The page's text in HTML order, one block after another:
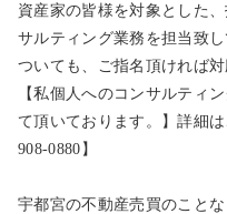
資産家の皆様を対象とした
サルティング業務を担当致
ついても、ご指名頂ければ対
【私個人へのコンサルティ
て頂いております。】詳細
908-0880】
宇都宮の不動産売買のこと